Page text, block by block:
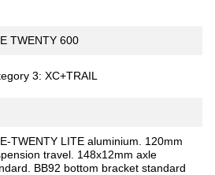
TWENTY 600
3: XC+TRAIL
TWENTY LITE aluminium. 120mm
travel. 148x12mm axle
BB92 bottom bracket standard